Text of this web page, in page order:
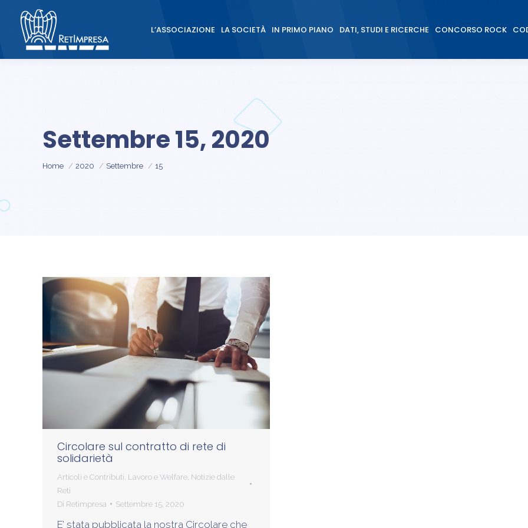
L’ASSOCIAZIONE LA SOCIETÀ IN PRIMO PIANO DATI, STUDI E RICERCHE CONCORSO ROCK
Settembre 15, 2020
Tu sei qui:
Home 2020 Settembre 15
Circolare sul contratto di rete di
solidarietà
Articoli e Contributi Lavoro e Welfare Notizie dalle
Reti
Di Retimpresa Settembre 15, 2020
E’ stata pubblicata la nostra Circolare che
L’ASSOCIAZIONE LA SOCIETÀ IN PRIMO PIANO DATI, STUDI E RICERCHE CONCORSO ROCK